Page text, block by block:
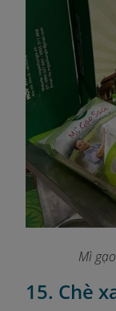
Mì
15. Chè